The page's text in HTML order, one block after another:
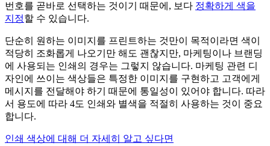
번호를 곧바로 선택하는 것이기 때문에, 보다 정확하게 색을
지정할 수 있습니다.
단순히 원하는 이미지를 프린트하는 것만이 목적이라면 색이
적당히 조화롭게 나오기만 해도 괜찮지만, 마케팅이나 브랜딩
에 사용되는 인쇄의 경우는 그렇지 않습니다. 마케팅 관련 디
자인에 쓰이는 색상들은 특정한 이미지를 구현하고 고객에게
메시지를 전달해야 하기 때문에 통일성이 있어야 합니다. 따라
서 용도에 따라 4도 인쇄와 별색을 적절히 사용하는 것이 중요
합니다.
인쇄 색상에 대해 더 자세히 알고 싶다면